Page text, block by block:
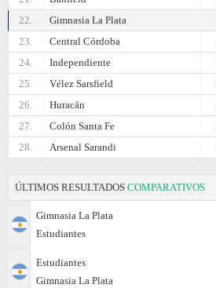
22.
Gimnasia La Plata
23.
Central Córdoba
24.
Independiente
25.
Vélez Sarsfield
26.
Huracán
27.
Colón Santa Fe
28.
Arsenal Sarandi
ÚLTIMOS RESULTADOS COMPARATIVOS
Gimnasia La Plata
Estudiantes
Estudiantes
Gimnasia La Plata